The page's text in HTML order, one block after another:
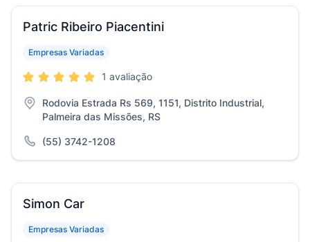
Patric Ribeiro Piacentini
Empresas Variadas
1 avaliação
Rodovia Estrada Rs 569, 1151, Distrito Industrial,
Palmeira das Missões, RS
(55) 3742-1208
Simon Car
Empresas Variadas